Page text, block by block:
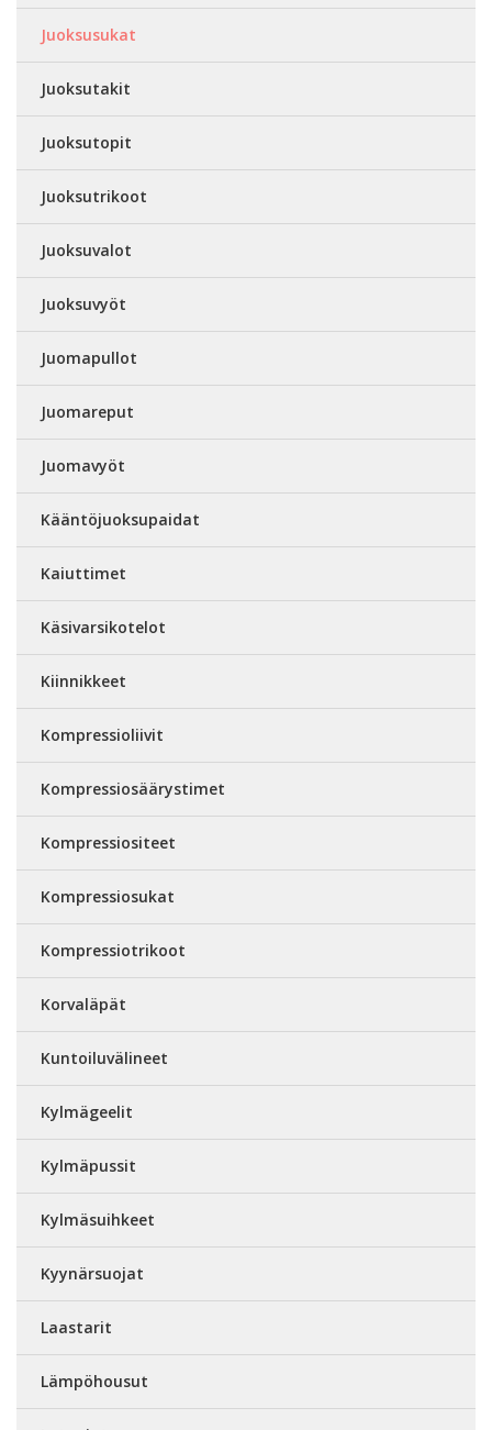
Juoksusukat
Juoksutakit
Juoksutopit
Juoksutrikoot
Juoksuvalot
Juoksuvyöt
Juomapullot
Juomareput
Juomavyöt
Kääntöjuoksupaidat
Kaiuttimet
Käsivarsikotelot
Kiinnikkeet
Kompressioliivit
Kompressiosäärystimet
Kompressiositeet
Kompressiosukat
Kompressiotrikoot
Korvaläpät
Kuntoiluvälineet
Kylmägeelit
Kylmäpussit
Kylmäsuihkeet
Kyynärsuojat
Laastarit
Lämpöhousut